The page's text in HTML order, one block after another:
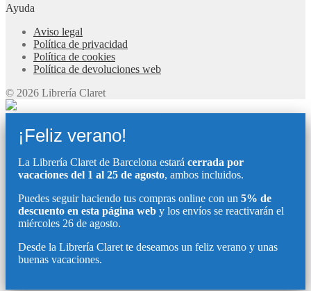
Ayuda
Aviso legal
Política de privacidad
Política de cookies
Política de devoluciones web
© 2026 Librería Claret
¡Feliz verano!
La Librería Claret de Barcelona estará cerrada por
vacaciones del 1 al 25 de agosto, ambos incluidos.
Puedes seguir haciendo tus compras online con un 5% de
descuento en esta página web y los envíos se reactivarán el
miércoles 26 de agosto.
Desde la Librería Claret te deseamos un feliz verano y unas
buenas vacaciones.